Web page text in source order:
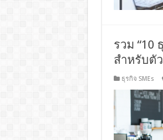
รวม “10
สำหรับตั
ธุรกิจ SMEs